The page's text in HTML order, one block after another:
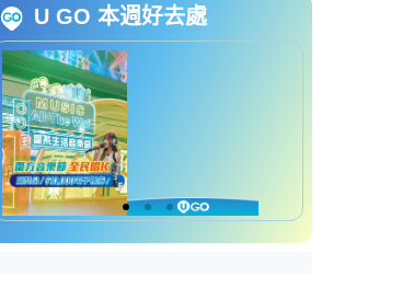
U GO 本週好去處